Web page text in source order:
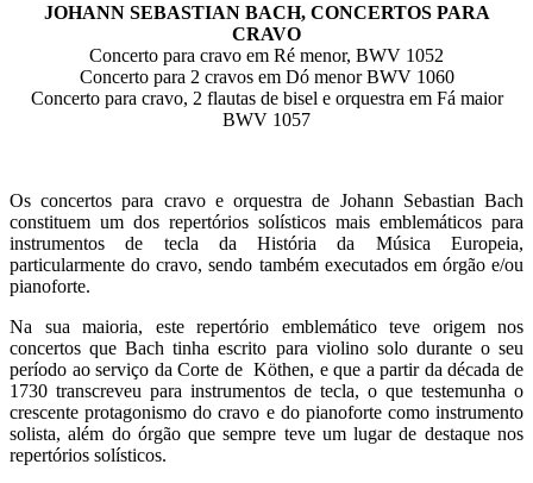
JOHANN SEBASTIAN BACH, CONCERTOS PARA
CRAVO
Concerto para cravo em Ré menor, BWV 1052
Concerto para 2 cravos em Dó menor BWV 1060
Concerto para cravo, 2 flautas de bisel e orquestra em Fá maior
BWV 1057
Os concertos para cravo e orquestra de Johann Sebastian Bach
constituem um dos repertórios solísticos mais emblemáticos para
instrumentos de tecla da História da Música Europeia,
particularmente do cravo, sendo também executados em órgão e/ou
pianoforte.
Na sua maioria, este repertório emblemático teve origem nos
concertos que Bach tinha escrito para violino solo durante o seu
período ao serviço da Corte de Köthen, e que a partir da década de
1730 transcreveu para instrumentos de tecla, o que testemunha o
crescente protagonismo do cravo e do pianoforte como instrumento
solista, além do órgão que sempre teve um lugar de destaque nos
repertórios solísticos.